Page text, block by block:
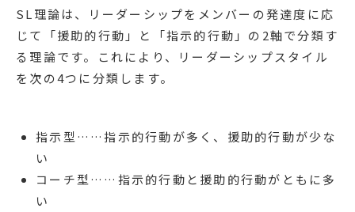
SL理論は、リーダーシップをメンバーの発達度に応
じて「援助的行動」と「指示的行動」の2軸で分類す
る理論です。これにより、リーダーシップスタイル
を次の4つに分類します。
指示型……指示的行動が多く、援助的行動が少な
い
コーチ型……指示的行動と援助的行動がともに多
い